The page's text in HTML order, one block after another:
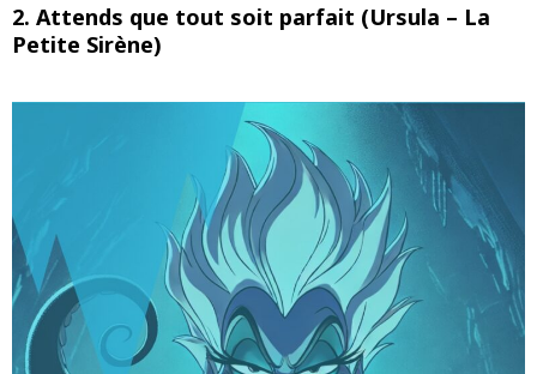
2. Attends que tout soit parfait (Ursula – La
Petite Sirène)